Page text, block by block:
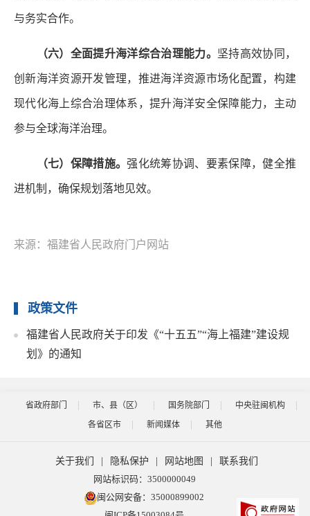
与务实合作。
（六）全面提升海洋综合治理能力。 坚持高效协同，
创新海洋资源开发管理，推进海洋资源市场化配置，构建
现代化海上综合治理体系，提升海洋安全保障能力，主动
参与全球海洋治理。
（七）保障措施。强化统筹协调、要素保障，健全推
进机制，确保规划落地见效。
来源：福建省人民政府门户网站
政策文件
福建省人民政府关于印发《“十五五”“海上福建”建设规
划》的通知
省政府部门 市、县（区） 国务院部门
中央驻闽机构
各省区市
新闻媒体 其他
关于我们 隐私保护 网站地图
联系我们
网站标识码：3500000049
闽公网安备：35000899002